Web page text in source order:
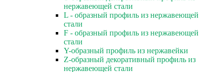
нержавеющей стали
L - образный профиль из нержавеющей
стали
F - образный профиль из нержавеющей
стали
Y-образный профиль из нержавейки
Z-образный декоративный профиль из
нержавеющей стали